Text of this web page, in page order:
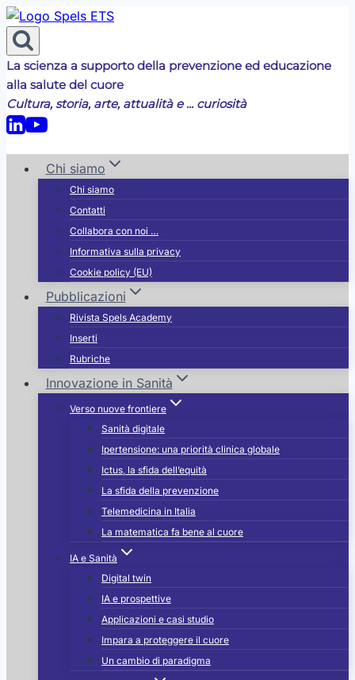
Salta
al
contenuto
La scienza a supporto della prevenzione ed educazione
alla salute del cuore
Cultura, storia, arte, attualità e ... curiosità
Chi siamo
Chi siamo
Contatti
Collabora con noi …
Informativa sulla privacy
Cookie policy (EU)
Pubblicazioni
Rivista Spels Academy
Inserti
Rubriche
Innovazione in Sanità
Verso nuove frontiere
Sanità digitale
Ipertensione: una priorità clinica globale
Ictus, la sfida dell’equità
La sfida della prevenzione
Telemedicina in Italia
La matematica fa bene al cuore
IA e Sanità
Digital twin
IA e prospettive
Applicazioni e casi studio
Impara a proteggere il cuore
Un cambio di paradigma